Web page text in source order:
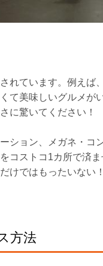
れています。例えば
て美味しいグルメが
に驚いてください！
ション、メガネ・コ
コストコ1カ所で済
けではもったいない
方法